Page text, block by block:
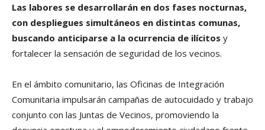
Las labores se desarrollarán en dos fases nocturnas,
con despliegues simultáneos en distintas comunas,
buscando anticiparse a la ocurrencia de ilícitos y
fortalecer la sensación de seguridad de los vecinos.
En el ámbito comunitario, las Oficinas de Integración
Comunitaria impulsarán campañas de autocuidado y trabajo
conjunto con las Juntas de Vecinos, promoviendo la